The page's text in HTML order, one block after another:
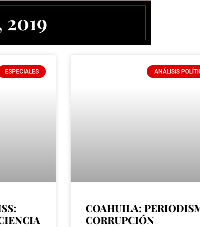
ESPECIALES ANÁLISIS
COAHUILA:
CORRUPCIÓN